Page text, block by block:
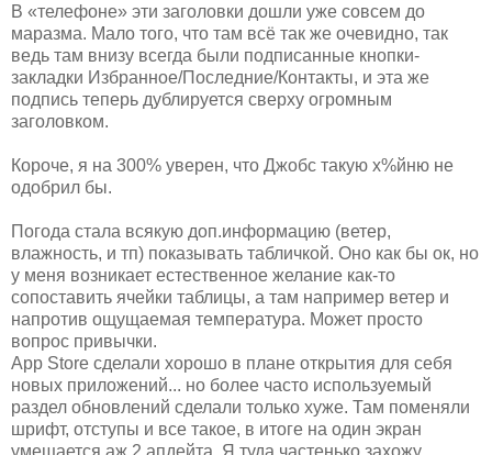
В «телефоне» эти заголовки дошли уже совсем до
маразма. Мало того, что там всё так же очевидно, так
ведь там внизу всегда были подписанные кнопки-
закладки Избранное/Последние/Контакты, и эта же
подпись теперь дублируется сверху огромным
заголовком.
Короче, я на 300% уверен, что Джобс такую х%йню не
одобрил бы.
Погода стала всякую доп.информацию (ветер,
влажность, и тп) показывать табличкой. Оно как бы ок, но
у меня возникает естественное желание как-то
сопоставить ячейки таблицы, а там например ветер и
напротив ощущаемая температура. Может просто
вопрос привычки.
App Store сделали хорошо в плане открытия для себя
новых приложений... но более часто используемый
раздел обновлений сделали только хуже. Там поменяли
шрифт, отступы и все такое, в итоге на один экран
умещается аж 2 апдейта. Я туда частенько захожу,